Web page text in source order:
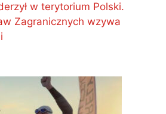
w terytorium Polski.
Zagranicznych wzywa